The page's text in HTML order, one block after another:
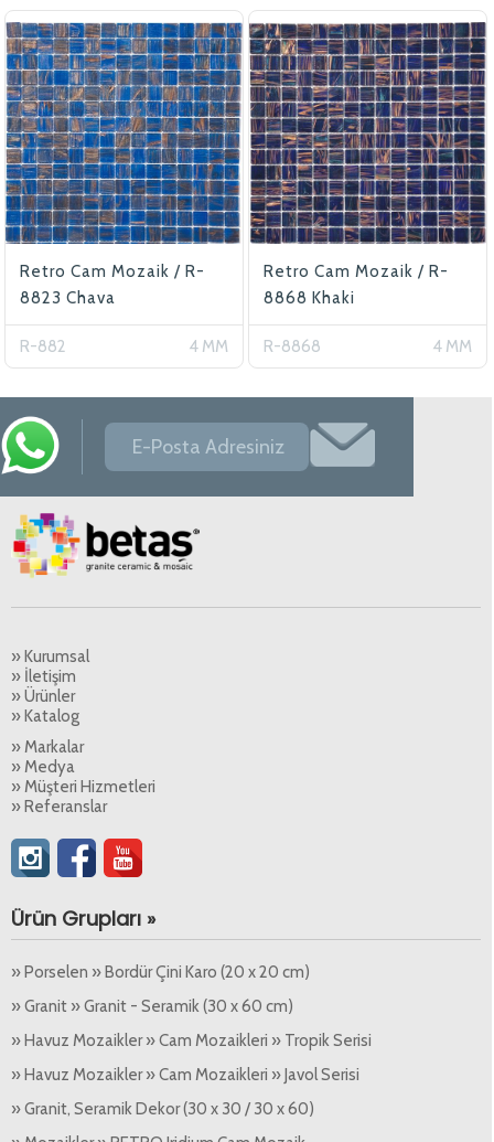
Retro Cam Mozaik / R-
8823 Chava
R-882 4 MM
Retro Cam Mozaik / R-
8868 Khaki
R-8868 4 MM
» Kurumsal
» İletişim
» Ürünler
» Katalog
» Markalar
» Medya
» Müşteri Hizmetleri
» Referanslar
Ürün Grupları »
» Porselen » Bordür Çini Karo (20 x 20 cm)
» Granit » Granit - Seramik (30 x 60 cm)
» Havuz Mozaikler » Cam Mozaikleri » Tropik Serisi
» Havuz Mozaikler » Cam Mozaikleri » Javol Serisi
» Granit, Seramik Dekor (30 x 30 / 30 x 60)